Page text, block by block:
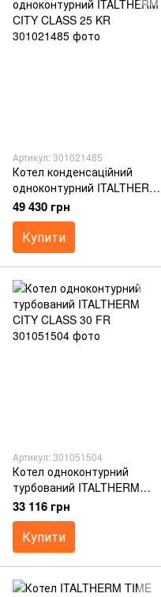
Артикул: 301021485
Котел конденсаційний
одноконтурний ITALTHERM
CITY CLASS 25 KR
49 430 грн
Купити
Артикул: 301051504
Котел одноконтурний
турбований ITALTHERM
CITY CLASS 30 FR
33 116 грн
Купити